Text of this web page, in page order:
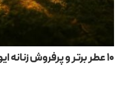
۱۰ عطر برتر و پرفروش زنانه ایو سن لورن (YSL) که باید بشناسید